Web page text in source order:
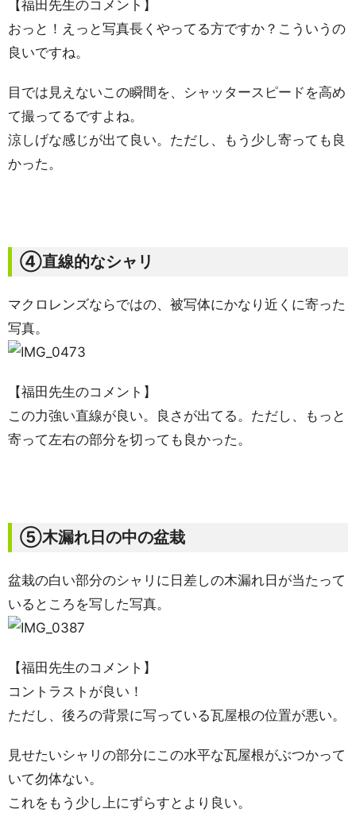
【福田先生のコメント】
おっと！えっと写真長くやってる方ですか？こういうの
良いですね。
目では見えないこの瞬間を、シャッタースピードを高め
て撮ってるですよね。
涼しげな感じが出て良い。ただし、もう少し寄っても良
かった。
④直線的なシャリ
マクロレンズならではの、被写体にかなり近くに寄った
写真。
【福田先生のコメント】
この力強い直線が良い。良さが出てる。ただし、もっと
寄って左右の部分を切っても良かった。
⑤木漏れ日の中の盆栽
盆栽の白い部分のシャリに日差しの木漏れ日が当たって
いるところを写した写真。
【福田先生のコメント】
コントラストが良い！
ただし、後ろの背景に写っている瓦屋根の位置が悪い。
見せたいシャリの部分にこの水平な瓦屋根がぶつかって
いて勿体ない。
これをもう少し上にずらすとより良い。